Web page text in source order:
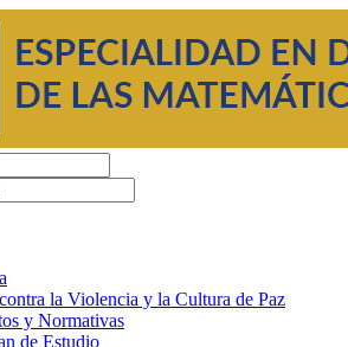
la Violencia y la Cultura de Paz
y Normativas
de Estudio